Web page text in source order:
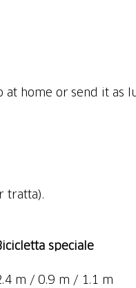
home or send it as
tratta).
speciale
m / 0.9 m / 1.1 m